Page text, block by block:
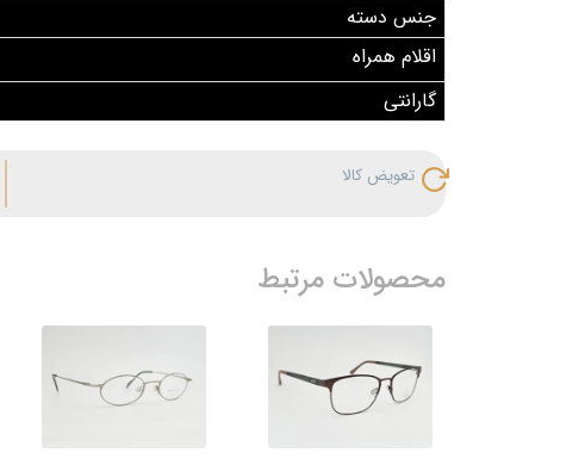
جنس دسته
اقلام همراه
گارانتی
تعویض کالا
محصولات مرتبط